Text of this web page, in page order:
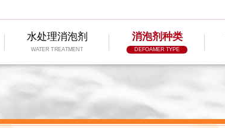
水处理消泡剂
WATER TREATMENT
消泡剂种类
DEFOAMER TYPE